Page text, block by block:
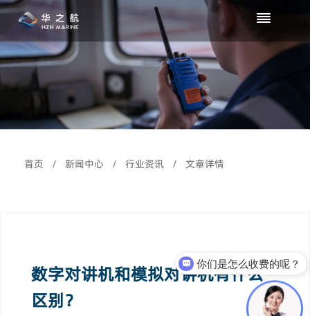
首页 / 新闻中心 / 行业资讯 / 文章详情
数字对讲机和模拟对讲机有什么
区别？
你们是怎么收费的呢？
现在有优惠活动么？